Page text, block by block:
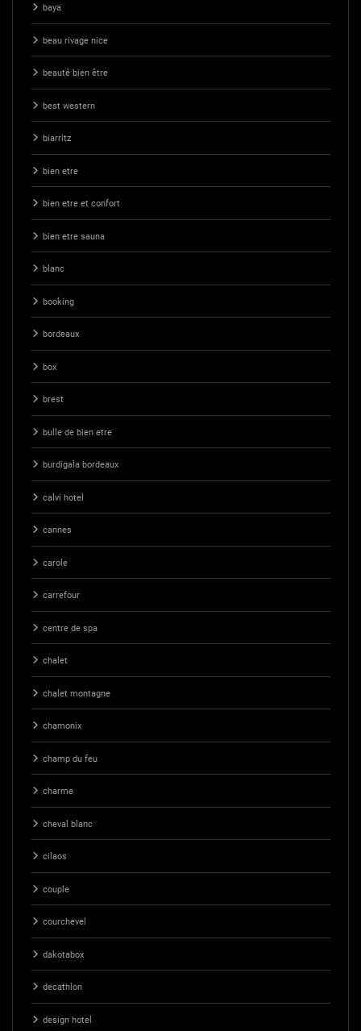
baya
beau rivage nice
beauté bien être
best western
biarritz
bien etre
bien etre et confort
bien etre sauna
blanc
booking
bordeaux
box
brest
bulle de bien etre
burdigala bordeaux
calvi hotel
cannes
carole
carrefour
centre de spa
chalet
chalet montagne
chamonix
champ du feu
charme
cheval blanc
cilaos
couple
courchevel
dakotabox
decathlon
design hotel